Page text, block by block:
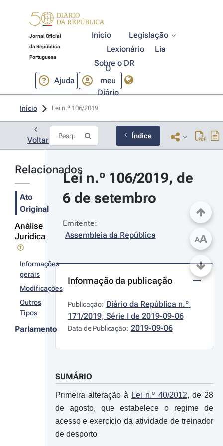
Jornal Oficial
da República
Portuguesa
Início
Legislação
Lexionário
Lia
Sobre o DR
Ajuda
O
meu
Diário
Início Lei n.º 106/2019
Voltar Índice
Relacionados
Ato
Original
Análise
Jurídica
Informações
gerais
Modificações
Outros
Tipos
Parlamento
Lei n.º 106/2019, de
6 de setembro
Emitente:
Assembleia da República
Informação da publicação
Publicação: Diário da República n.º
171/2019, Série I de 2019-09-06
Data de Publicação: 2019-09-06
SUMÁRIO
Primeira alteração à Lei n.º 40/2012, de 28
de agosto, que estabelece o regime de
acesso e exercício da atividade de treinador
de desporto
AA